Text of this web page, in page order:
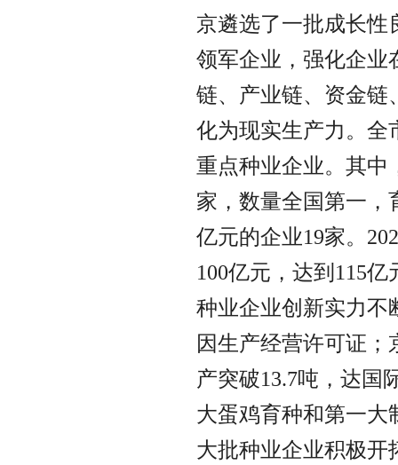
京遴选了一批成长性
领军企业，强化企业
链、产业链、资金链
化为现实生产力。全
重点种业企业。其中
家，数量全国第一，
亿元的企业19家。
100亿元，达到115
种业企业创新实力不
因生产经营许可证
产突破13.7吨，达国
大蛋鸡育种和第一大
大批种业企业积极开